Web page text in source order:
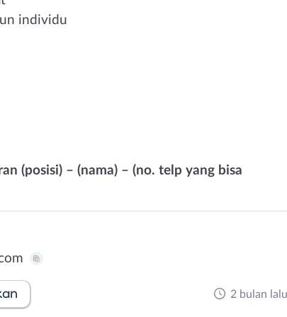
individu
(posisi) – (nama) – (no. telp yang bisa
2 bulan lalu